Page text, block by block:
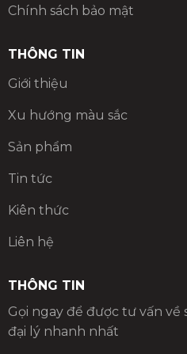
Chính sách bảo mật
THÔNG TIN
Giới thiệu
Xu hướng màu sắc
Sản phẩm
Tin tức
Kiên thức
Liên hệ
THÔNG TIN
Gọi ngay để được tư vấn về
đại lý nhanh nhất